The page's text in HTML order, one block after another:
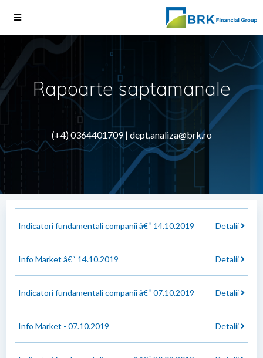
Rapoarte saptamanale
(+4) 0364401709 | dept.analiza@brk.ro
Indicatori fundamentali companii â€“ 14.10.2019 Detalii
Info Market â€“ 14.10.2019 Detalii
Indicatori fundamentali companii â€“ 07.10.2019 Detalii
Info Market - 07.10.2019 Detalii